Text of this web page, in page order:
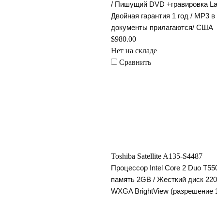
/ Пишущий DVD +гравировка
Двойная гарантия 1 год / MP3
документы прилагаются/ США
$980.00
Нет на складе
Сравнить
Toshiba Satellite A135-S4487
Процессор Intel Core 2 Duo
память 2GB / Жесткий диск
WXGA BrightView